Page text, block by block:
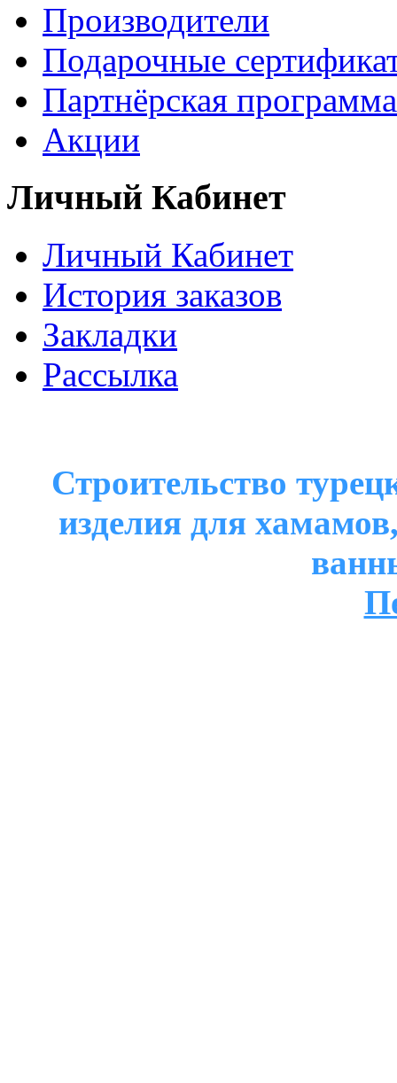
Производители
Подарочные
Партнёрская программа
Акции
Личный Кабинет
Личный Кабинет
История заказов
Закладки
Рассылка
Строительство
изделия для